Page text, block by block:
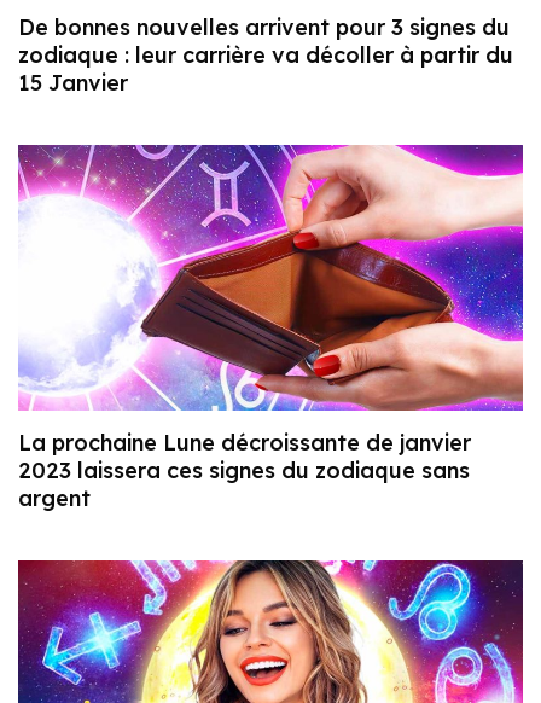
De bonnes nouvelles arrivent pour 3 signes du
zodiaque : leur carrière va décoller à partir du
15 Janvier
La prochaine Lune décroissante de janvier
2023 laissera ces signes du zodiaque sans
argent